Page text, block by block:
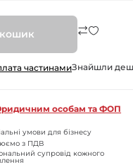
частинамиЗнайшли
особам та ФОП
умови для бізнесу
з ПДВ
супровід кожного